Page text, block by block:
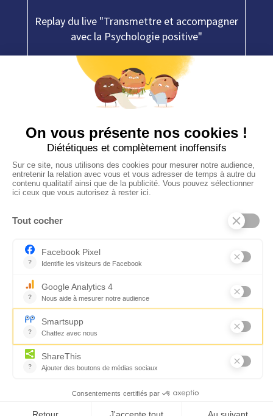
Replay du live "Transmettre et accompagner
avec la Psychologie positive"
~
Paiement sécurisé
 01 85 08 73 41
fanny@essentia.fr
2026 © Florence Servan-Schreiber
Mentions légales